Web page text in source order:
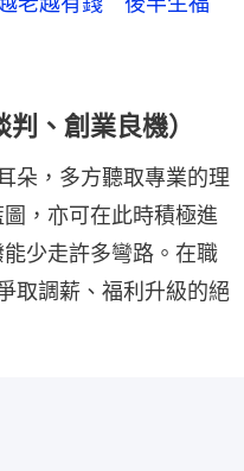
、創業良機）
朵，多方聽取專業的理
，亦可在此時積極進
少走許多彎路。在職
取調薪、福利升級的絕